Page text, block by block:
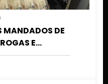
MANDADOS DE
E
EM CUIABÁ